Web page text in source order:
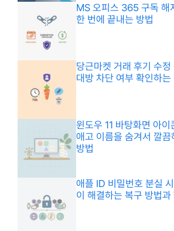
MS 오피스 365 구독 해
한 번에 끝내는 방법
당근마켓 거래 후기 수
대방 차단 여부 확인하는
윈도우 11 바탕화면 아이
애고 이름을 숨겨서 깔끔
방법
애플 ID 비밀번호 분실
이 해결하는 복구 방법과